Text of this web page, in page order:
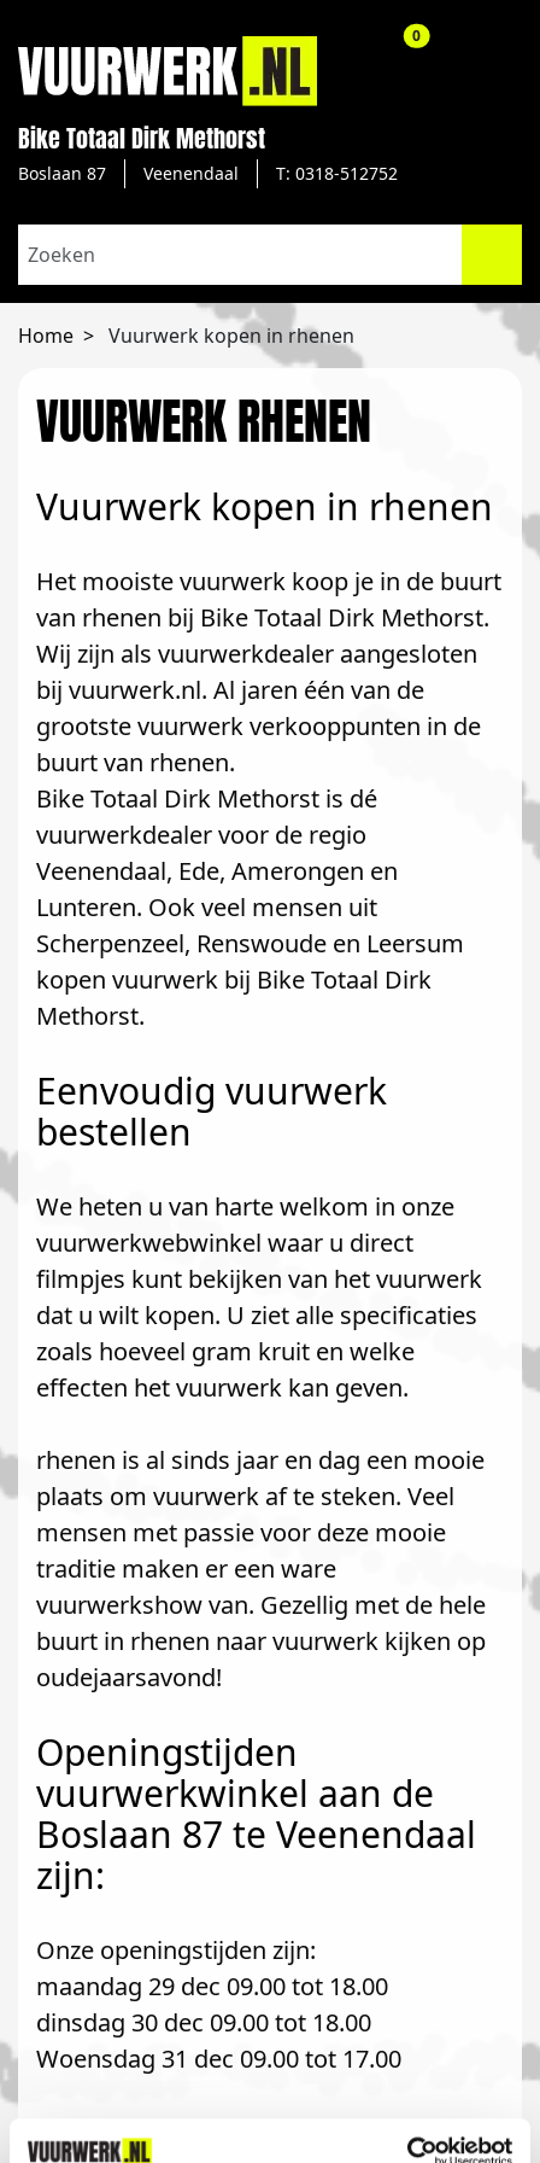
Bike Totaal Dirk Methorst
Boslaan 87 Veenendaal T: 0318-512752
0aantal
Home Vuurwerk kopen in rhenen
VUURWERK RHENEN
Vuurwerk kopen in rhenen
Het mooiste vuurwerk koop je in de buurt
van rhenen bij Bike Totaal Dirk Methorst.
Wij zijn als vuurwerkdealer aangesloten
bij vuurwerk.nl. Al jaren één van de
grootste vuurwerk verkooppunten in de
buurt van rhenen.
Bike Totaal Dirk Methorst is dé
vuurwerkdealer voor de regio
Veenendaal, Ede, Amerongen en
Lunteren. Ook veel mensen uit
Scherpenzeel, Renswoude en Leersum
kopen vuurwerk bij Bike Totaal Dirk
Methorst.
Eenvoudig vuurwerk
bestellen
We heten u van harte welkom in onze
vuurwerkwebwinkel waar u direct
filmpjes kunt bekijken van het vuurwerk
dat u wilt kopen. U ziet alle specificaties
zoals hoeveel gram kruit en welke
effecten het vuurwerk kan geven.
rhenen is al sinds jaar en dag een mooie
plaats om vuurwerk af te steken. Veel
mensen met passie voor deze mooie
traditie maken er een ware
vuurwerkshow van. Gezellig met de hele
buurt in rhenen naar vuurwerk kijken op
oudejaarsavond!
Openingstijden
vuurwerkwinkel aan de
Boslaan 87 te Veenendaal
zijn:
Onze openingstijden zijn:
maandag 29 dec 09.00 tot 18.00
dinsdag 30 dec 09.00 tot 18.00
Woensdag 31 dec 09.00 tot 17.00